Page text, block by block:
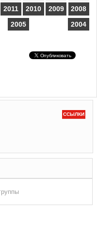
2011 2010 2009
2008
2005 2004
ССЫЛКИ